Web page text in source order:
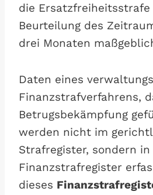
die
Beurteilung des
drei Monaten
Daten eines
Finanzstrafverfahrens,
Betrugsbekämpfung
werden nicht im
Strafregister, sondern in
Finanzstrafregister
dieses